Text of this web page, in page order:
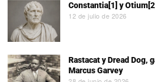
Constantia[1] y
12 de julio de 2026
Rastacat y Dread Dog,
Marcus Garvey